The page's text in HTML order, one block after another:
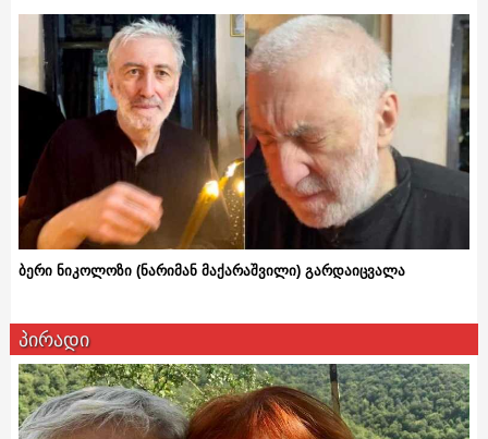
ბერი ნიკოლოზი (ნარიმან მაქარაშვილი) გარდაიცვალა
პირადი